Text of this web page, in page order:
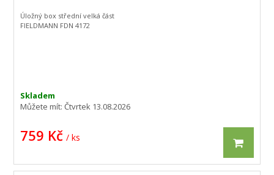
Skladem
Můžete mít:Čtvrtek 13.08.2026
759 Kč / ks
Úložný box střední velká část
FIELDMANN FDN 4172